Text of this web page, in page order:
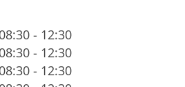
08:30 - 12:30
08:30 - 12:30
08:30 - 12:30